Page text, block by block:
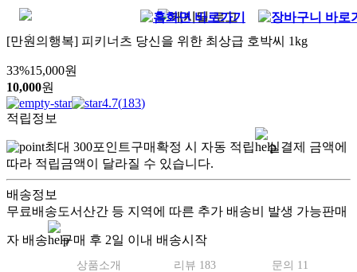
[만원의행복] 피키너츠 당신을 위한 최상급 호박씨 1kg
33%15,000원
10,000원
4.7(183)
적립정보
최대 300포인트구매확정 시 자동 적립
실결제 금액에
따라 적립금액이 달라질 수 있습니다.
배송정보
무료배송도서산간 등 지역에 따른 추가 배송비 발생 가능판매
자 배송 구매 후 2일 이내 배송시작
상품소개 리뷰 183 문의 11